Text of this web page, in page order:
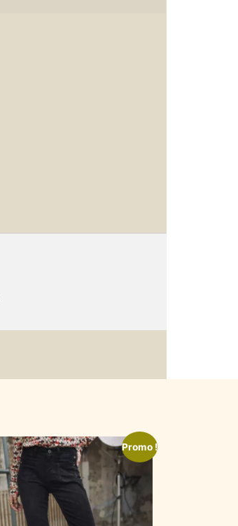
Promo !